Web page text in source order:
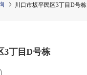
川口市坂平民区3丁目D号栋
3丁目D号栋